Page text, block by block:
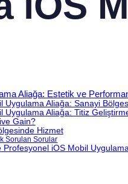
Aliağa: Estetik ve
Uygulama Aliağa: Sanayi
Uygulama Aliağa: Titiz
Gain?
Hizmet
Sorulan Sorular
Profesyonel iOS Mobil